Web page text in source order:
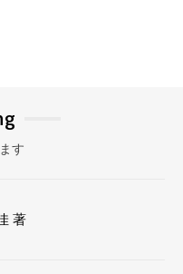
す
著